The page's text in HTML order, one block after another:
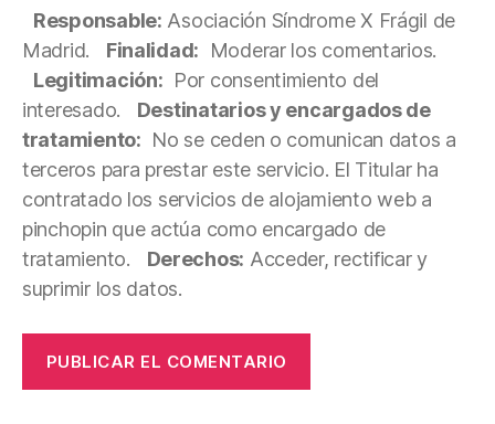
Responsable: Asociación Síndrome X Frágil de
Madrid.
Finalidad: Moderar los comentarios.
Legitimación: Por consentimiento del
interesado.
Destinatarios y encargados de
tratamiento: No se ceden o comunican datos a
terceros para prestar este servicio. El Titular ha
contratado los servicios de alojamiento web a
pinchopin que actúa como encargado de
tratamiento.
Derechos: Acceder, rectificar y
suprimir los datos.